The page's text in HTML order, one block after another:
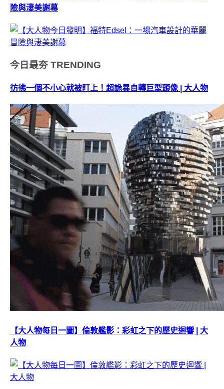
險與淒美謝幕
今日最夯 TRENDING
彷彿一個不小心就被盯上！超詭異自轉巨型頭像 | 大人物
【大人物每日一圖】倫敦艦影：彩虹之下的歷史迴響 | 大
人物